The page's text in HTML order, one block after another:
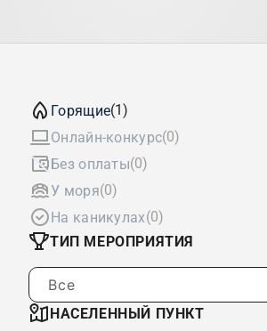
Горящие(1)
Онлайн-конкурс(0)
Без оплаты(0)
У моря(0)
На каникулах(0)
ТИП МЕРОПРИЯТИЯ
Все
НАСЕЛЕННЫЙ ПУНКТ